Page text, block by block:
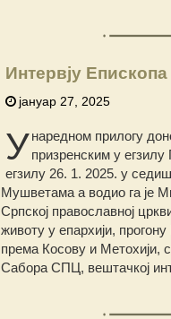
Интервју
јануар 27, 2025
У наредном прилогу
призренским у
егзилу 26. 1. 2025. у
Мушветама а водио га је
Српској православној
животу у епархији,
према Косову и Метохији,
Сабора СПЦ, вештачкој